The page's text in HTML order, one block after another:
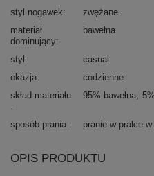
styl nogawek
zwężane
materiał
dominujący
bawełna
styl
casual
okazja
codzienne
skład materiału
95% bawełna
sposób prania pranie w pralce w
OPIS PRODUKTU